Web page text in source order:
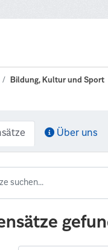
Bildung, Kultur und Sport
Über uns